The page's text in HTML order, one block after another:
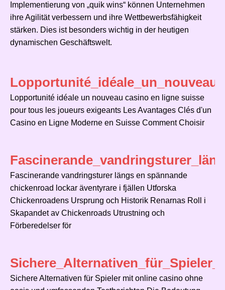
Implementierung von „quik wins“ können Unternehmen
ihre Agilität verbessern und ihre Wettbewerbsfähigkeit
stärken. Dies ist besonders wichtig in der heutigen
dynamischen Geschäftswelt.
Lopportunité idéale un nouveau casino en ligne suisse
pour tous les joueurs exigeants Les Avantages Clés d'un
Casino en Ligne Moderne en Suisse Comment Choisir
Fascinerande vandringsturer längs en spännande
chickenroad lockar äventyrare i fjällen Utforska
Chickenroadens Ursprung och Historik Renarnas Roll i
Skapandet av Chickenroads Utrustning och
Förberedelser för
Sichere Alternativen für Spieler mit online casino ohne